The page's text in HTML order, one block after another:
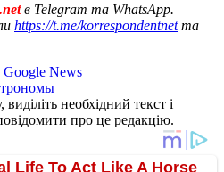
в Telegram та WhatsApp.
https://t.me/korrespondentnetта
Google News
необхідний текст і
про це редакцію.